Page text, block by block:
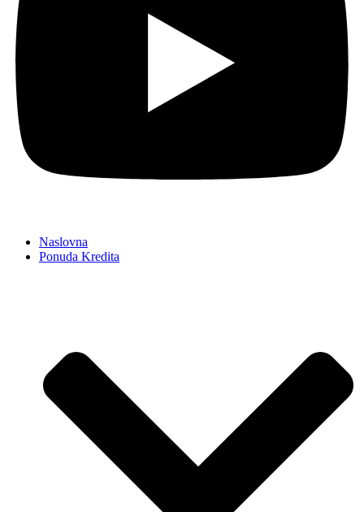
Naslovna
Ponuda Kredita